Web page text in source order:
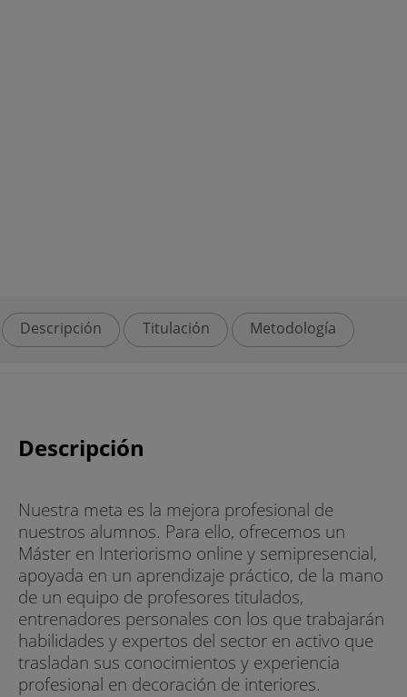
Descripción Titulación Metodología
Descripción
Nuestra meta es la mejora profesional de
nuestros alumnos. Para ello, ofrecemos un
Máster en Interiorismo online y semipresencial,
apoyada en un aprendizaje práctico, de la mano
de un equipo de profesores titulados,
entrenadores personales con los que trabajarán
habilidades y expertos del sector en activo que
trasladan sus conocimientos y experiencia
profesional en decoración de interiores.